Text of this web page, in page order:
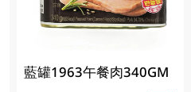
藍罐1963午餐肉340GM